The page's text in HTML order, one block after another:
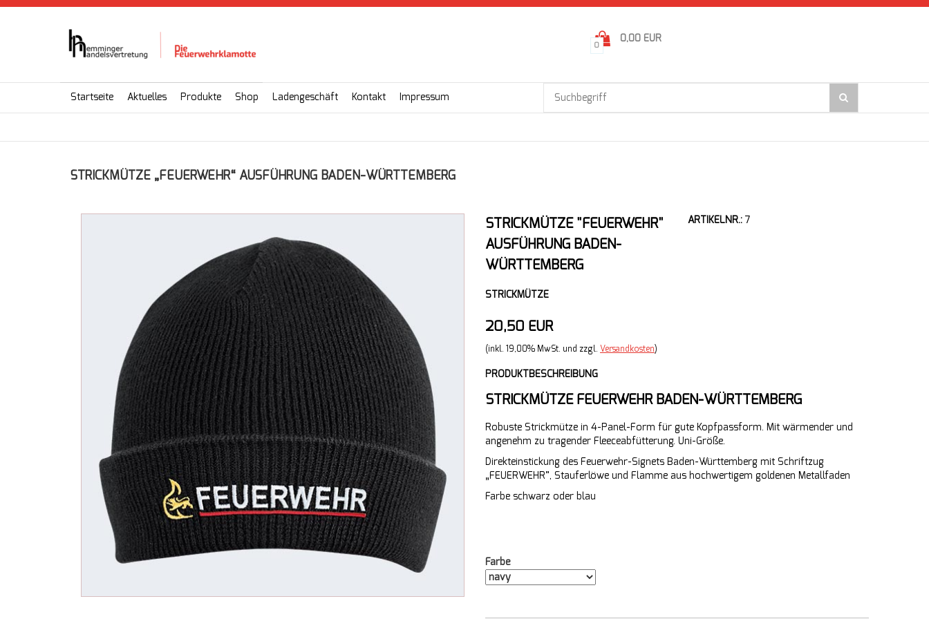
0,00 EUR
0
Startseite Aktuelles Produkte Shop Ladengeschäft Kontakt Impressum
STRICKMÜTZE „FEUERWEHR“ AUSFÜHRUNG BADEN-WÜRTTEMBERG
STRICKMÜTZE "FEUERWEHR"
AUSFÜHRUNG BADEN-
WÜRTTEMBERG
STRICKMÜTZE
ARTIKELNR.: 7
20,50 EUR
(inkl. 19,00% MwSt. und zzgl. Versandkosten)
PRODUKTBESCHREIBUNG
STRICKMÜTZE FEUERWEHR BADEN-WÜRTTEMBERG
Robuste Strickmütze in 4-Panel-Form für gute Kopfpassform. Mit wärmender und
angenehm zu tragender Fleeceabfütterung. Uni-Größe.
Direkteinstickung des Feuerwehr-Signets Baden-Württemberg mit Schriftzug
„FEUERWEHR”, Stauferlöwe und Flamme aus hochwertigem goldenen Metallfaden
Farbe schwarz oder blau
Farbe